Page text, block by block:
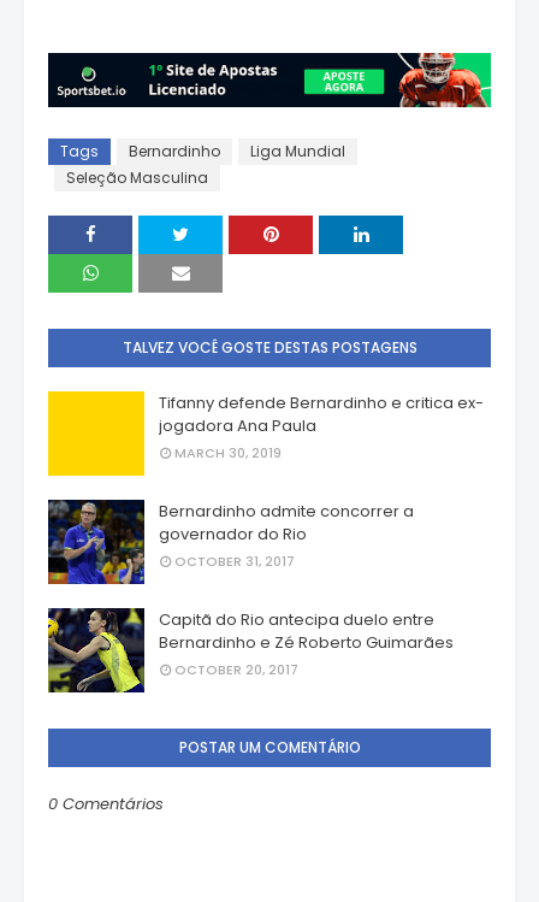
Tags Bernardinho
Liga Mundial
Seleção Masculina
TALVEZ VOCÊ GOSTE DESTAS POSTAGENS
Tifanny defende Bernardinho e critica ex-
jogadora Ana Paula
MARCH 30, 2019
Bernardinho admite concorrer a
governador do Rio
OCTOBER 31, 2017
Capitã do Rio antecipa duelo entre
Bernardinho e Zé Roberto Guimarães
OCTOBER 20, 2017
POSTAR UM COMENTÁRIO
0 Comentários